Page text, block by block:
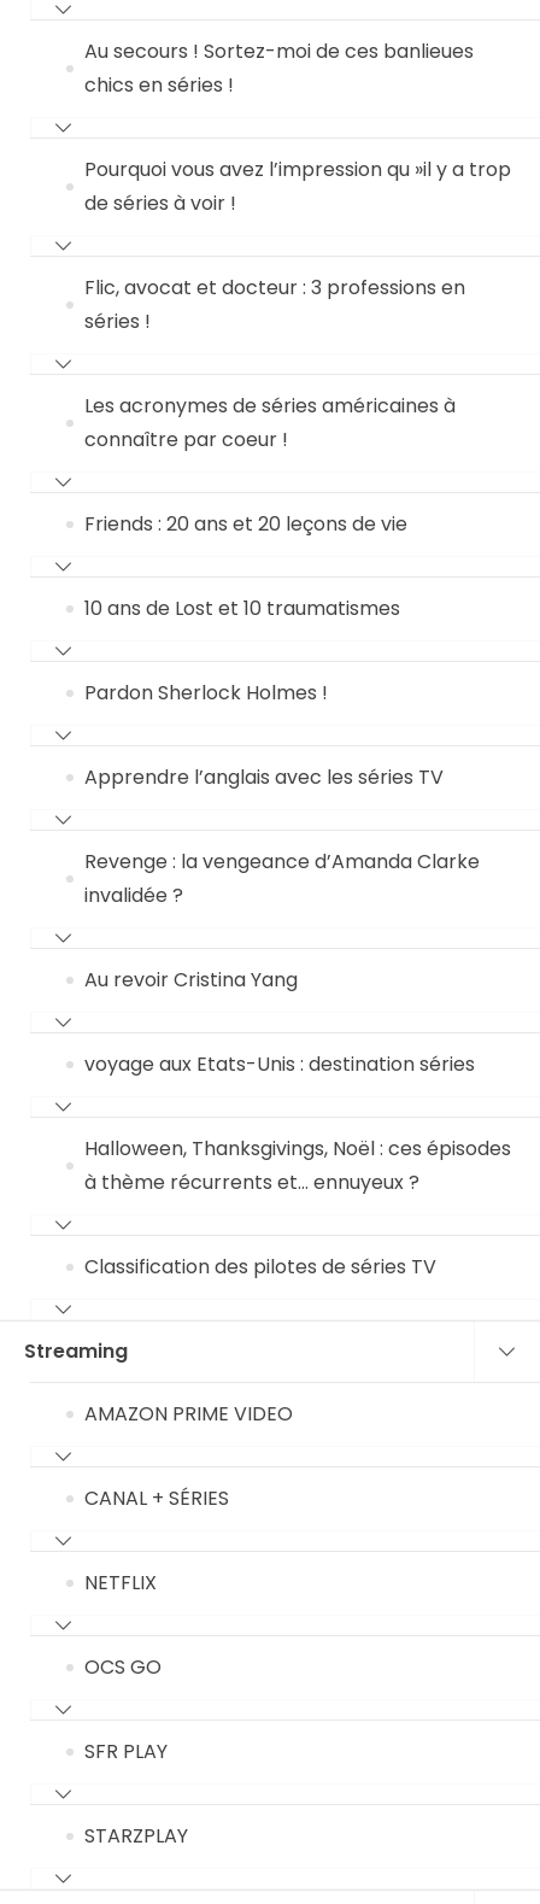
Au secours ! Sortez-moi de ces banlieues
chics en séries !
Pourquoi vous avez l’impression qu »il y a trop
de séries à voir !
Flic, avocat et docteur : 3 professions en
séries !
Les acronymes de séries américaines à
connaître par coeur !
Friends : 20 ans et 20 leçons de vie
10 ans de Lost et 10 traumatismes
Pardon Sherlock Holmes !
Apprendre l’anglais avec les séries TV
Revenge : la vengeance d’Amanda Clarke
invalidée ?
Au revoir Cristina Yang
voyage aux Etats-Unis : destination séries
Halloween, Thanksgivings, Noël : ces épisodes
à thème récurrents et… ennuyeux ?
Classification des pilotes de séries TV
Streaming
AMAZON PRIME VIDEO
CANAL + SÉRIES
NETFLIX
OCS GO
SFR PLAY
STARZPLAY